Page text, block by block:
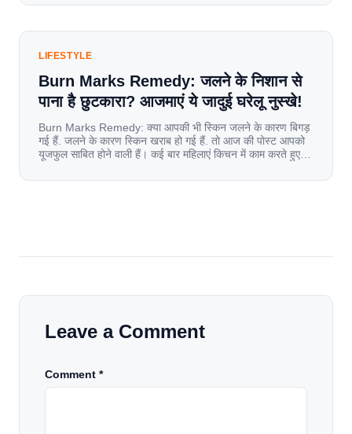
यूज़र्स का जबरदस्त रिस्पॉन्स लॉन्च के तुरंत […]
LIFESTYLE
Burn Marks Remedy: जलने के निशान से
पाना है छुटकारा? आजमाएं ये जादुई घरेलू नुस्खे!
Burn Marks Remedy: क्या आपकी भी स्किन जलने के कारण बिगड़
गई हैं. जलने के कारण स्किन खराब हो गई हैं. तो आज की पोस्ट आपको
यूजफुल साबित होने वाली हैं। कई बार महिलाएं किचन में काम करते हुए
[…]
Leave a Comment
Comment *